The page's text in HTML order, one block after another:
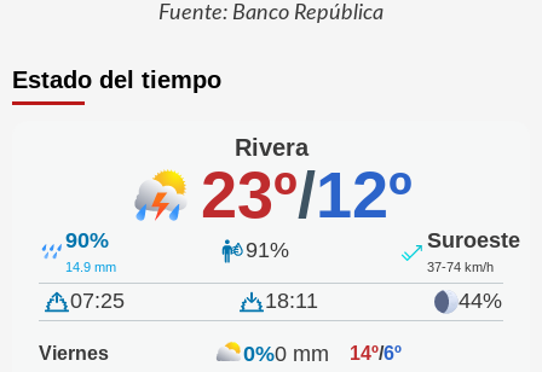
Fuente: Banco República
Estado del tiempo
Rivera
23º/12º
90%
14.9 mm
91% Suroeste
37-74 km/h
07:25 18:11 44%
Viernes 0%0 mm 14º/6º